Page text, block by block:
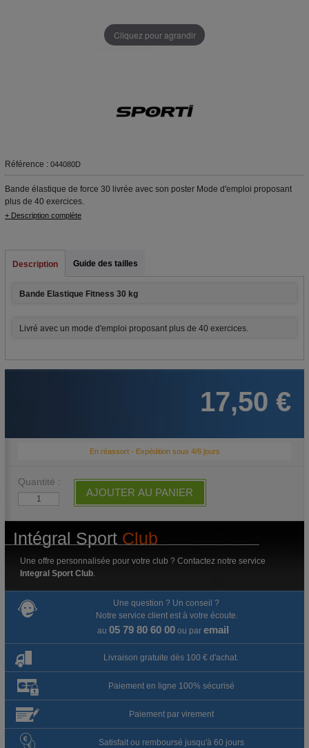
Cliquez pour agrandir
Référence : 044080D
Bande élastique de force 30 livrée avec son poster Mode d'emploi proposant
plus de 40 exercices.
+ Description complète
Description Guide des tailles
Bande Elastique Fitness 30 kg
Livré avec un mode d'emploi proposant plus de 40 exercices.
17,50 €
En réassort - Expédition sous 4/6 jours
Quantité :
AJOUTER AU PANIER
Intégral Sport Club
Une offre personnalisée pour votre club ? Contactez notre service
Integral Sport Club
Une question ? Un conseil ?
Notre service client est à votre écoute.
au 05 79 80 60 00ou par email
Livraison gratuite dès 100 € d'achat.
Paiement en ligne 100% sécurisé
Paiement par virement
Satisfait ou remboursé jusqu'à 60 jours